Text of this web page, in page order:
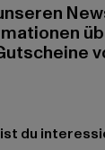
du